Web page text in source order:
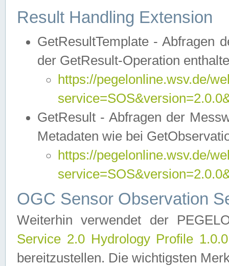
Result Handling Extension
GetResultTemplate - Abfragen
der GetResult-Operation
https://pegelonline.wsv.de/
GetResult - Abfragen der
Metadaten wie bei
https://pegelonline.wsv.de/
OGC Sensor Observation
Weiterhin verwendet der
Service 2.0 Hydrology Profile
bereitzustellen. Die wichtigsten